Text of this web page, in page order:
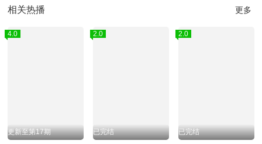
相关热播 更多
4.0
更新至第17期
2.0
已完结
2.0
已完结